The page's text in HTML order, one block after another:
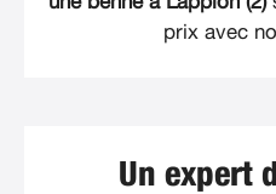
prix avec
Un expert